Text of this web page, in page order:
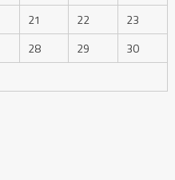
21 22
23
28 29
30